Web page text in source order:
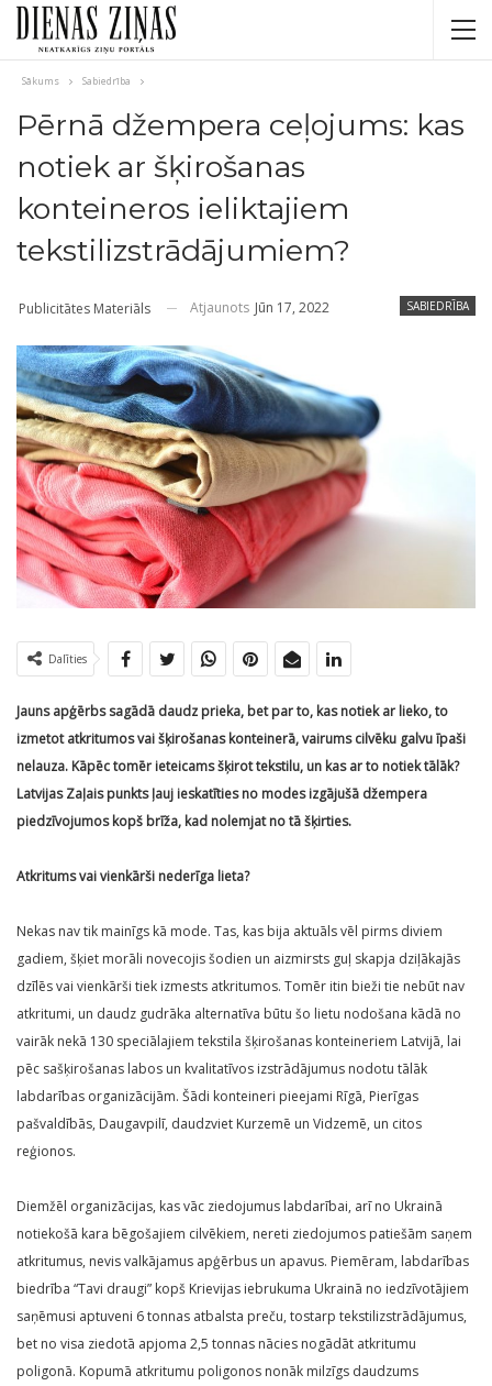
Sākums Sabiedrība
Pērnā džempera ceļojums: kas
notiek ar šķirošanas
konteineros ieliktajiem
tekstilizstrādājumiem?
SABIEDRĪBA
Publicitātes Materiāls Atjaunots Jūn 17, 2022
Dalīties
Jauns apģērbs sagādā daudz prieka, bet par to, kas notiek ar lieko, to
izmetot atkritumos vai šķirošanas konteinerā, vairums cilvēku galvu īpaši
nelauza. Kāpēc tomēr ieteicams šķirot tekstilu, un kas ar to notiek tālāk?
Latvijas Zaļais punkts ļauj ieskatīties no modes izgājušā džempera
piedzīvojumos kopš brīža, kad nolemjat no tā šķirties.
Atkritums vai vienkārši nederīga lieta?
Nekas nav tik mainīgs kā mode. Tas, kas bija aktuāls vēl pirms diviem
gadiem, šķiet morāli novecojis šodien un aizmirsts guļ skapja dziļākajās
dzīlēs vai vienkārši tiek izmests atkritumos. Tomēr itin bieži tie nebūt nav
atkritumi, un daudz gudrāka alternatīva būtu šo lietu nodošana kādā no
vairāk nekā 130 speciālajiem tekstila šķirošanas konteineriem Latvijā, lai
pēc sašķirošanas labos un kvalitatīvos izstrādājumus nodotu tālāk
labdarības organizācijām. Šādi konteineri pieejami Rīgā, Pierīgas
pašvaldībās, Daugavpilī, daudzviet Kurzemē un Vidzemē, un citos
reģionos.
Diemžēl organizācijas, kas vāc ziedojumus labdarībai, arī no Ukrainā
notiekošā kara bēgošajiem cilvēkiem, nereti ziedojumos patiešām saņem
atkritumus, nevis valkājamus apģērbus un apavus. Piemēram, labdarības
biedrība “Tavi draugi” kopš Krievijas iebrukuma Ukrainā no iedzīvotājiem
saņēmusi aptuveni 6 tonnas atbalsta preču, tostarp tekstilizstrādājumus,
bet no visa ziedotā apjoma 2,5 tonnas nācies nogādāt atkritumu
poligonā. Kopumā atkritumu poligonos nonāk milzīgs daudzums